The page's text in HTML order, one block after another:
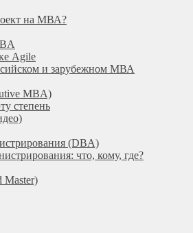
на МВА?
Agile
и зарубежном МВА
MBA)
степень
(DBА)
что, кому, где?
Master)